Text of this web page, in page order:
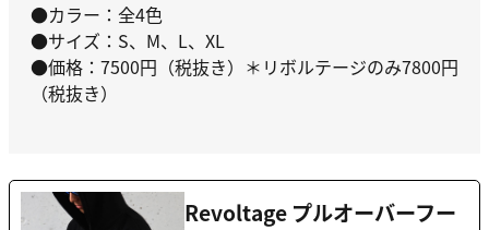
●カラー：全4色
●サイズ：S、M、L、XL
●価格：7500円（税抜き）＊リボルテージのみ7800円
（税抜き）
Revoltage プルオーバーフー